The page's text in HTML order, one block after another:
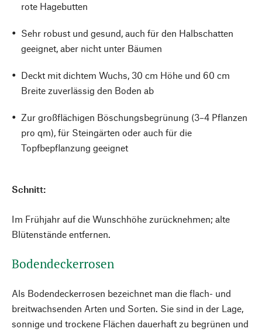
rote Hagebutten
Sehr robust und gesund, auch für den Halbschatten
geeignet, aber nicht unter Bäumen
Deckt mit dichtem Wuchs, 30 cm Höhe und 60 cm
Breite zuverlässig den Boden ab
Zur großflächigen Böschungsbegrünung (3–4 Pflanzen
pro qm), für Steingärten oder auch für die
Topfbepflanzung geeignet
Schnitt:
Im Frühjahr auf die Wunschhöhe zurücknehmen; alte
Blütenstände entfernen.
Bodendeckerrosen
Als Bodendeckerrosen bezeichnet man die flach- und
breitwachsenden Arten und Sorten. Sie sind in der Lage,
sonnige und trockene Flächen dauerhaft zu begrünen und